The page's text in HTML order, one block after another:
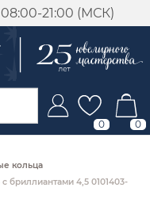
08:00-21:00 (МСК)
0 0
кольца
бриллиантами 4,5 0101403-